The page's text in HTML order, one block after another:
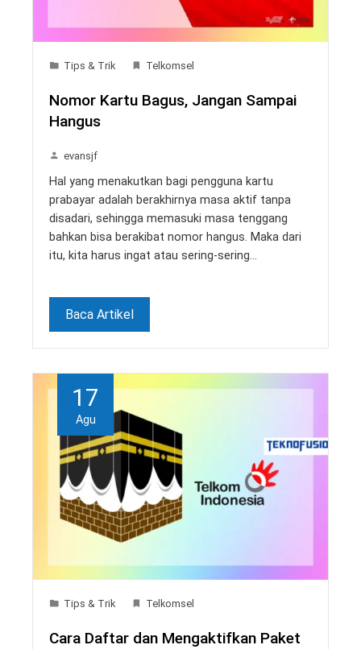
Tips & Trik Telkomsel
Nomor Kartu Bagus, Jangan Sampai
Hangus
evansjf
Hal yang menakutkan bagi pengguna kartu
prabayar adalah berakhirnya masa aktif tanpa
disadari, sehingga memasuki masa tenggang
bahkan bisa berakibat nomor hangus. Maka dari
itu, kita harus ingat atau sering-sering…
Baca Artikel
17
Agu
Tips & Trik Telkomsel
Cara Daftar dan Mengaktifkan Paket